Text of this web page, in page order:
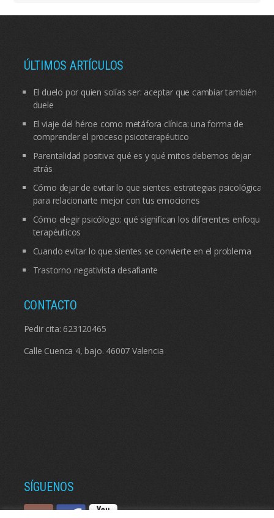
ÚLTIMOS ARTÍCULOS
El duelo por quien solías ser: aceptar que cambiar también
duele
El viaje del héroe como metáfora clínica: una forma de
comprender el proceso psicoterapéutico
Parentalidad positiva: qué es y qué mitos debemos dejar
atrás
Cómo dejar de evitar lo que sientes: estrategias psicológicas
para relacionarte mejor con tus emociones
Cómo elegir psicólogo: qué significan los diferentes enfoques
terapéuticos
Cuando evitar lo que sientes se convierte en el problema
Trastorno negativista desafiante
CONTACTO
Pedir cita: 623120465
Calle Cuenca 4, bajo. 46007 Valencia
SÍGUENOS